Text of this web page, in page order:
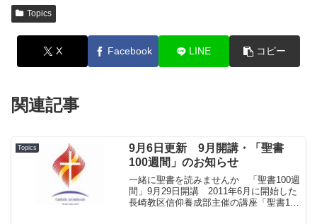
Topics
X Facebook LINE コピー
関連記事
Topics
9月6日更新 9月開講・「聖書
100週間」のお知らせ
一緒に聖書を読みませんか 「聖書100週
間」9月29日開講 2011年6月に開始した
長崎教区信仰養成部主催の講座「聖書100